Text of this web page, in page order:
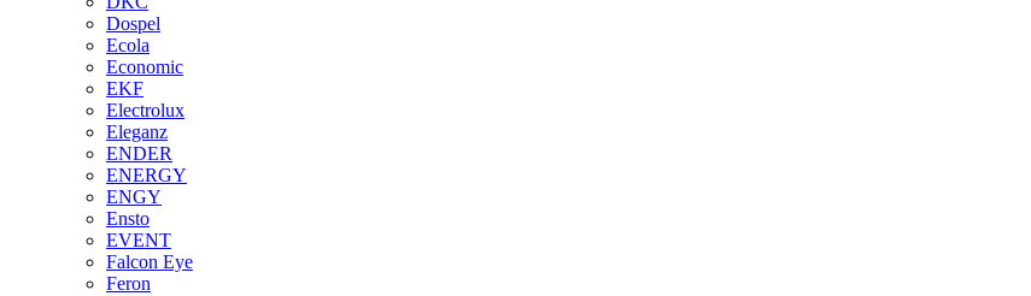
Dospel
Ecola
Economic
EKF
Electrolux
Eleganz
ENDER
ENERGY
ENGY
Ensto
EVENT
Falcon Eye
Feron